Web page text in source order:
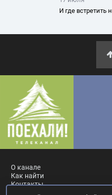
И где встретить
О канале
Как найти
Контакты